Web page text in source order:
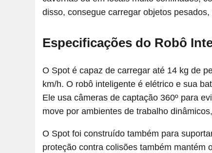
disso, consegue carregar objetos
Especificações do Robô
O Spot é capaz de carregar até 14 kg de
km/h. O robô inteligente é elétrico e sua
Ele usa câmeras de captação 360º para
move por ambientes de trabalho
O Spot foi construído também para
proteção contra colisões também mantém